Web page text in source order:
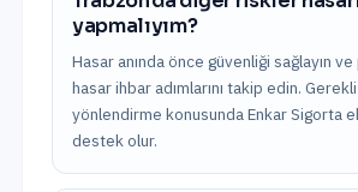
yapmalıyım?
Hasar anında önce güvenliği sağlayın
hasar ihbar adımlarını takip edin.
yönlendirme konusunda Enkar Sigorta
destek olur.